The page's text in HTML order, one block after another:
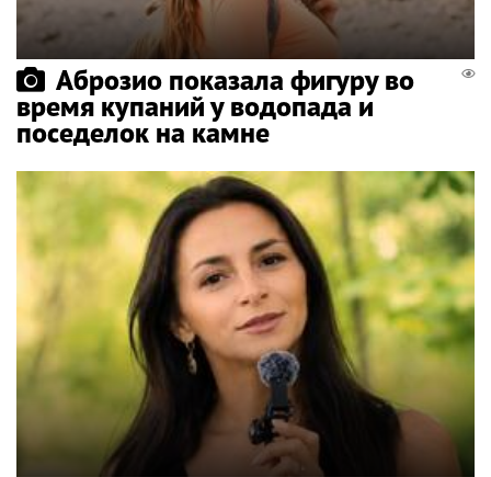
Аброзио показала фигуру во
время купаний у водопада и
поседелок на камне